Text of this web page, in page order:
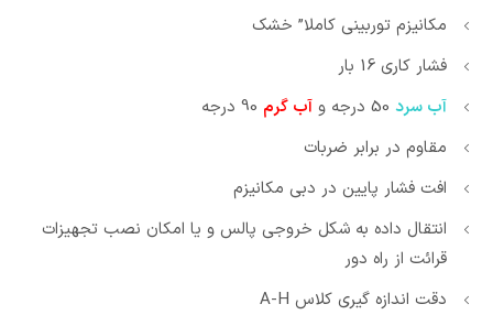
مکانیزم توربینی کاملا” خشک
فشار کاری 16 بار
آب سرد
آب گرم
مقاوم در برابر ضربات
افت فشار پایین در دبی مکانیزم
انتقال داده به شکل خروجی پالس و یا امکان نصب تجهیزات
قرائت از راه دور
دقت اندازه گیری کلاس A-H